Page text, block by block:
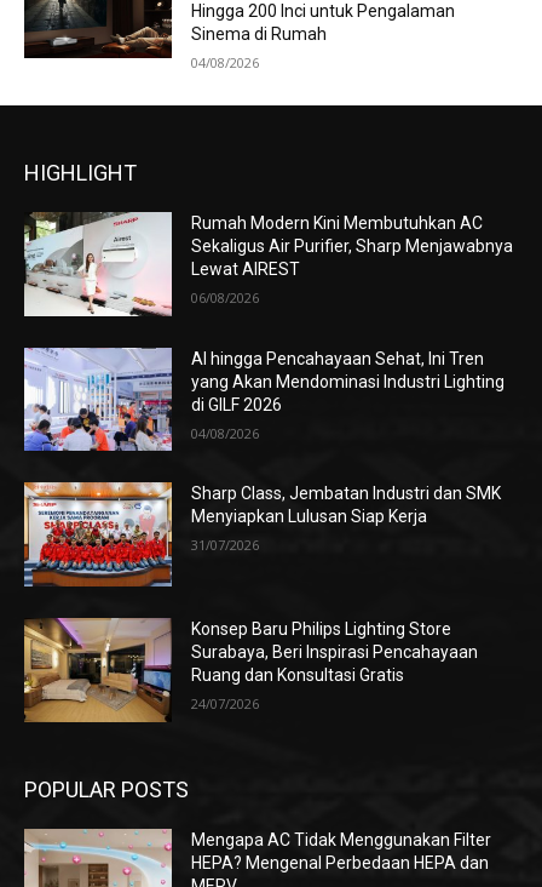
Hingga 200 Inci untuk Pengalaman
Sinema di Rumah
04/08/2026
HIGHLIGHT
Rumah Modern Kini Membutuhkan AC
Sekaligus Air Purifier, Sharp Menjawabnya
Lewat AIREST
06/08/2026
AI hingga Pencahayaan Sehat, Ini Tren
yang Akan Mendominasi Industri Lighting
di GILF 2026
04/08/2026
Sharp Class, Jembatan Industri dan SMK
Menyiapkan Lulusan Siap Kerja
31/07/2026
Konsep Baru Philips Lighting Store
Surabaya, Beri Inspirasi Pencahayaan
Ruang dan Konsultasi Gratis
24/07/2026
POPULAR POSTS
Mengapa AC Tidak Menggunakan Filter
HEPA? Mengenal Perbedaan HEPA dan